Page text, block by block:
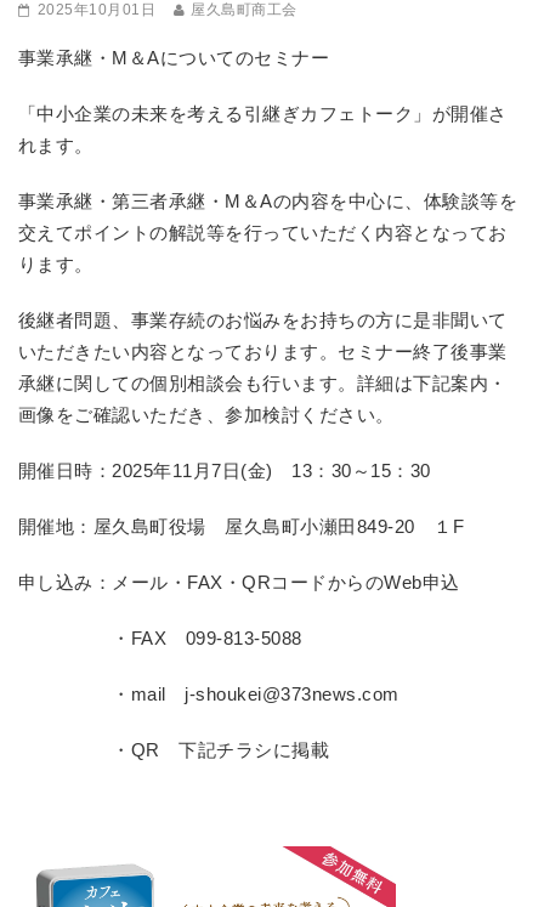
2025年10月01日 屋久島町商工会
事業承継・M＆Aについてのセミナー
「中小企業の未来を考える引継ぎカフェトーク」が開催さ
れます。
事業承継・第三者承継・M＆Aの内容を中心に、体験談等を
交えてポイントの解説等を行っていただく内容となってお
ります。
後継者問題、事業存続のお悩みをお持ちの方に是非聞いて
いただきたい内容となっております。セミナー終了後事業
承継に関しての個別相談会も行います。詳細は下記案内・
画像をご確認いただき、参加検討ください。
開催日時：2025年11月7日(金) 13：30～15：30
開催地：屋久島町役場 屋久島町小瀬田849-20 １F
申し込み：メール・FAX・QRコードからのWeb申込
・FAX 099-813-5088
・mail j-shoukei@373news.com
・QR 下記チラシに掲載